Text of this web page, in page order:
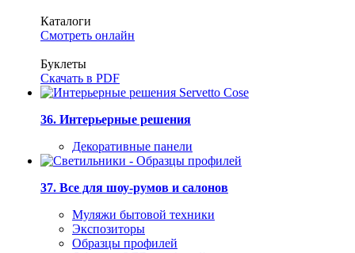
Каталоги
Смотреть онлайн
Буклеты
Скачать в PDF
36. Интерьерные решения
Декоративные панели
37. Все для шоу-румов и салонов
Муляжи бытовой техники
Экспозиторы
Образцы профилей